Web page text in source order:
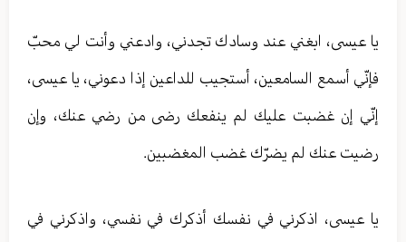
يا عيسى، ابغني عند وسادك تجدني، وادعني وأنت لي محبّ
فإنّي أسمع السامعين، أستجيب للداعين إذا دعوني، يا عيسى،
إنّي إن غضبت عليك لم ينفعك رضى من رضي عنك، وإن
رضيت عنك لم يضرّك غضب المغضبين.
يا عيسى، اذكرني في نفسك أذكرك في نفسي، واذكرني في